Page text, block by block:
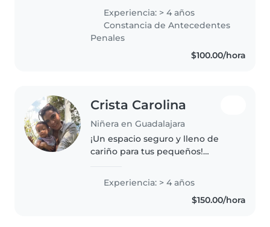
asisto a los temazcales, voy
iniciando como terapeuta reiki,
holistica, me gusta acomodar
los..
Experiencia: > 4 años
Constancia de Antecedentes
Penales
$100.00/hora
Crista Carolina
Niñera en Guadalajara
¡Un espacio seguro y lleno de
cariño para tus pequeños!
trabajas o realizas tus
Experiencia: > 4 años
$150.00/hora